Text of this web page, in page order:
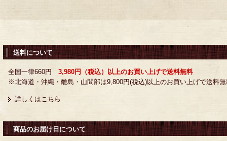
送料について
全国一律660円 3,980円（税込）以上のお買い上げで送料無料
※北海道・沖縄・離島・山間部は9,800円(税込)以上のお買い上げで送料
詳しくはこちら
商品のお届け日について